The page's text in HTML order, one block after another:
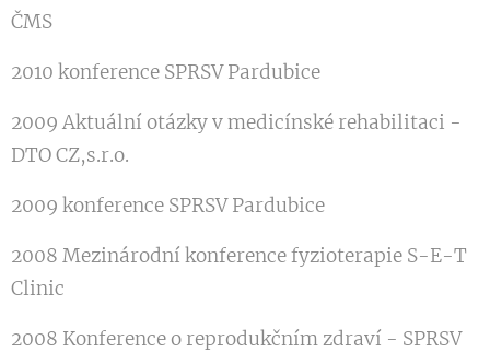
ČMS
2010 konference SPRSV Pardubice
2009 Aktuální otázky v medicínské rehabilitaci -
DTO CZ,s.r.o.
2009 konference SPRSV Pardubice
2008 Mezinárodní konference fyzioterapie S-E-T
Clinic
2008 Konference o reprodukčním zdraví - SPRSV